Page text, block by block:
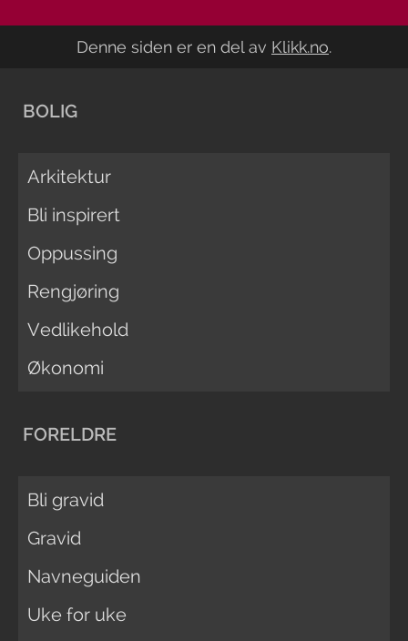
Denne siden er en del av Klikk.no.
BOLIG
Arkitektur
Bli inspirert
Oppussing
Rengjøring
Vedlikehold
Økonomi
FORELDRE
Bli gravid
Gravid
Navneguiden
Uke for uke